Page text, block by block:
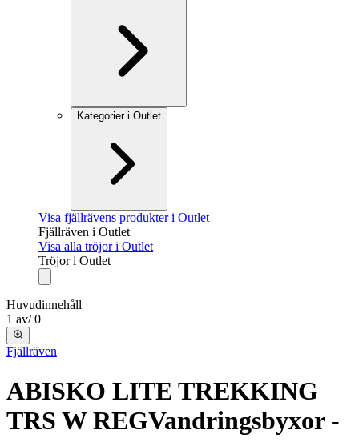
Kategorier i Outlet
Visa fjällrävens produkter i Outlet
Fjällräven i Outlet
Visa alla tröjor i Outlet
Tröjor i Outlet
Huvudinnehåll
1 av/ 0
Fjällräven
ABISKO LITE TREKKING
TRS W REGVandringsbyxor -